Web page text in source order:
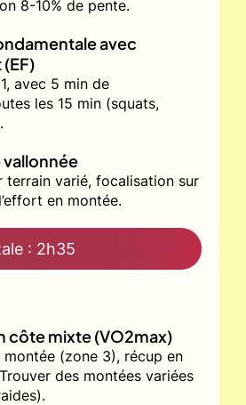
8-10% de pente.
avec
avec 5 min de
les 15 min (squats,
vallonnée
terrain varié, focalisation sur
en montée.
: 2h35
côte mixte (VO2max)
(zone 3), récup en
des montées variées